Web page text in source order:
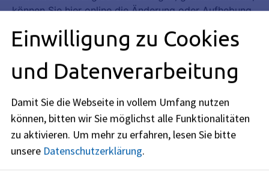
Einwilligung zu Cookies
und Datenverarbeitung
Damit Sie die Webseite in vollem Umfang nutzen
können, bitten wir Sie möglichst alle Funktionalitäten
zu aktivieren. Um mehr zu erfahren, lesen Sie bitte
unsere Datenschutzerklärung.